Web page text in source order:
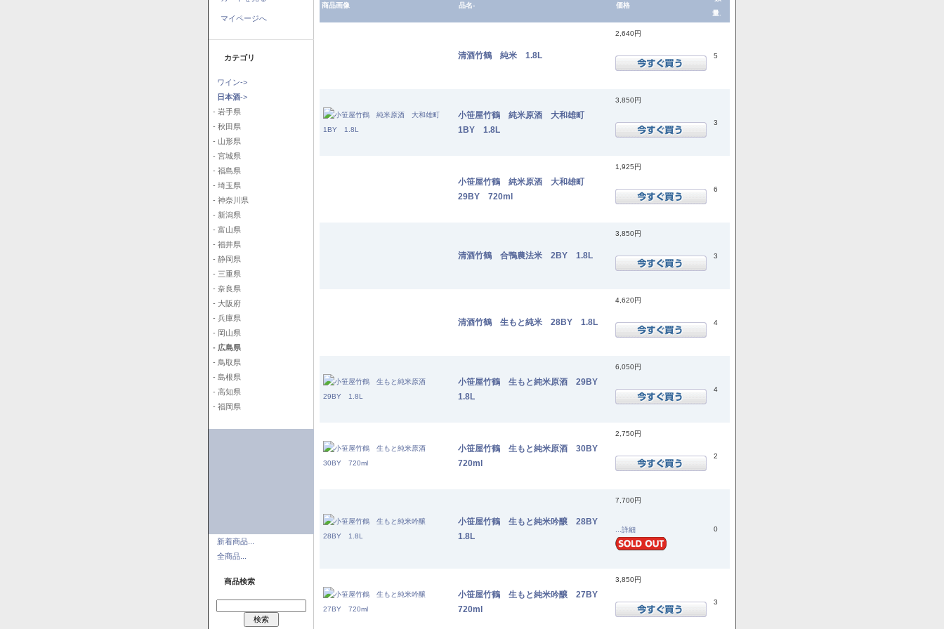
マイページへ
カテゴリ
ワイン->
日本酒->
- 岩手県
- 秋田県
- 山形県
- 宮城県
- 福島県
- 埼玉県
- 神奈川県
- 新潟県
- 富山県
- 福井県
- 静岡県
- 三重県
- 奈良県
- 大阪府
- 兵庫県
- 岡山県
- 広島県
- 鳥取県
- 島根県
- 高知県
- 福岡県
新着商品...
全商品...
商品検索
商品画像 品名- 価格
量.
清酒竹鶴 純米 1.8L
2,640円
5
小笹屋竹鶴 純米原酒 大和雄町
1BY 1.8L
3,850円
3
小笹屋竹鶴 純米原酒 大和雄町
29BY 720ml
1,925円
6
清酒竹鶴 合鴨農法米 2BY 1.8L
3,850円
3
清酒竹鶴 生もと純米 28BY 1.8L
4,620円
4
小笹屋竹鶴 生もと純米原酒 29BY
1.8L
6,050円
4
小笹屋竹鶴 生もと純米原酒 30BY
720ml
2,750円
2
小笹屋竹鶴 生もと純米吟醸 28BY
1.8L
7,700円
...詳細 0
小笹屋竹鶴 生もと純米吟醸 27BY
720ml
3,850円
3